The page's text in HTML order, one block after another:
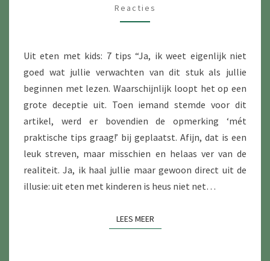
Reacties
Uit eten met kids: 7 tips “Ja, ik weet eigenlijk niet
goed wat jullie verwachten van dit stuk als jullie
beginnen met lezen. Waarschijnlijk loopt het op een
grote deceptie uit. Toen iemand stemde voor dit
artikel, werd er bovendien de opmerking ‘mét
praktische tips graag!’ bij geplaatst. Afijn, dat is een
leuk streven, maar misschien en helaas ver van de
realiteit. Ja, ik haal jullie maar gewoon direct uit de
illusie: uit eten met kinderen is heus niet net…
LEES MEERLEES MEER